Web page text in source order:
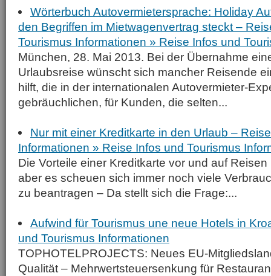
Wörterbuch Autovermietersprache: Holiday
den Begriffen im Mietwagenvertrag steckt –
Tourismus Informationen » Reise Infos und
München, 28. Mai 2013. Bei der Übernahme
Urlaubsreise wünscht sich mancher Reisende
hilft, die in der internationalen Autovermieter-
gebräuchlichen, für Kunden, die selten...
Nur mit einer Kreditkarte in den Urlaub –
Informationen » Reise Infos und Tourismus
Die Vorteile einer Kreditkarte vor und auf
aber es scheuen sich immer noch viele
zu beantragen – Da stellt sich die Frage:...
Aufwind für Tourismus une neue Hotels in
und Tourismus Informationen
TOPHOTELPROJECTS: Neues EU-
Qualität – Mehrwertsteuersenkung für